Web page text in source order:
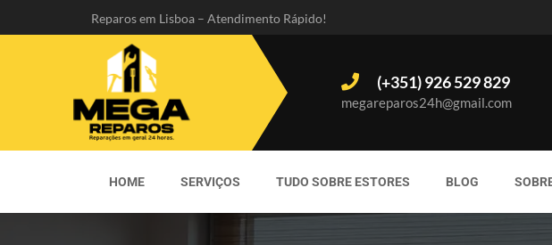
Reparos em Lisboa – Atendimento Rápido!
(+351) 926 529 829
megareparos24h@gmail.com
HOME SERVIÇOS TUDO SOBRE ESTORES BLOG